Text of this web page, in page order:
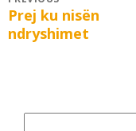
navigation
Previous
post:
Prej ku nisën
ndryshimet